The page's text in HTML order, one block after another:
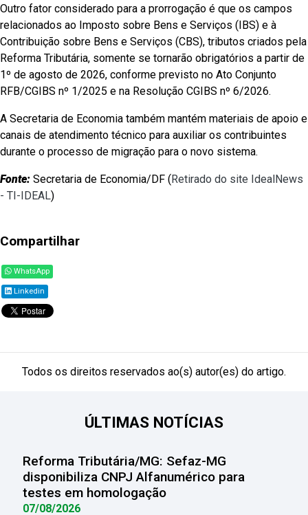
Outro fator considerado para a prorrogação é que os campos
relacionados ao Imposto sobre Bens e Serviços (IBS) e à
Contribuição sobre Bens e Serviços (CBS), tributos criados pela
Reforma Tributária, somente se tornarão obrigatórios a partir de
1º de agosto de 2026, conforme previsto no Ato Conjunto
RFB/CGIBS nº 1/2025 e na Resolução CGIBS nº 6/2026.
A Secretaria de Economia também mantém materiais de apoio e
canais de atendimento técnico para auxiliar os contribuintes
durante o processo de migração para o novo sistema.
Fonte: Secretaria de Economia/DF (Retirado do site IdealNews
- TI-IDEAL)
Compartilhar
WhatsApp
Linkedin
Todos os direitos reservados ao(s) autor(es) do artigo.
ÚLTIMAS NOTÍCIAS
Reforma Tributária/MG: Sefaz-MG
disponibiliza CNPJ Alfanumérico para
testes em homologação
07/08/2026